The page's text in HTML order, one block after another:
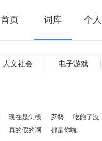
首页 词库 个
人文社会 电子游戏
現在是怎樣 歹勢
吃飽了沒
真的假的啊 都是你啦